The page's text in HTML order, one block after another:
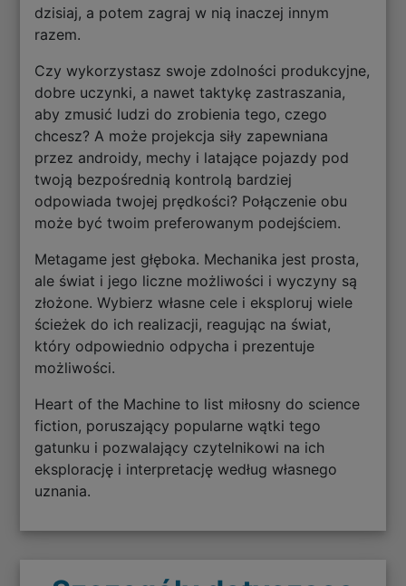
dzisiaj, a potem zagraj w nią inaczej innym
razem.
Czy wykorzystasz swoje zdolności produkcyjne,
dobre uczynki, a nawet taktykę zastraszania,
aby zmusić ludzi do zrobienia tego, czego
chcesz? A może projekcja siły zapewniana
przez androidy, mechy i latające pojazdy pod
twoją bezpośrednią kontrolą bardziej
odpowiada twojej prędkości? Połączenie obu
może być twoim preferowanym podejściem.
Metagame jest głęboka. Mechanika jest prosta,
ale świat i jego liczne możliwości i wyczyny są
złożone. Wybierz własne cele i eksploruj wiele
ścieżek do ich realizacji, reagując na świat,
który odpowiednio odpycha i prezentuje
możliwości.
Heart of the Machine to list miłosny do science
fiction, poruszający popularne wątki tego
gatunku i pozwalający czytelnikowi na ich
eksplorację i interpretację według własnego
uznania.